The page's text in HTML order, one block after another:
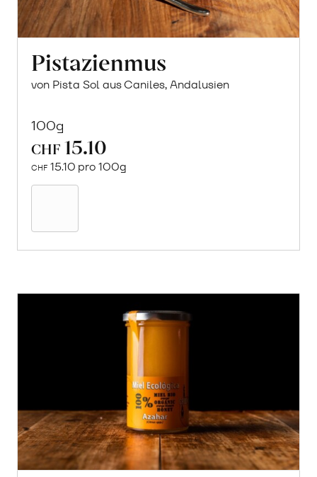
Pistazienmus
von Pista Sol aus Caniles, Andalusien
100g
CHF 15.10
CHF 15.10 pro 100g